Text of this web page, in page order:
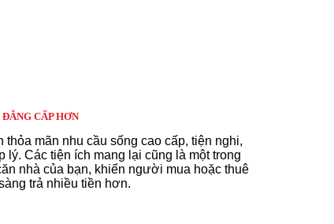
ĐẲNG CẤP HƠN
thỏa mãn nhu cầu sống cao cấp, tiện nghi,
Các tiện ích mang lại cũng là một trong
nhà của bạn, khiến người mua hoặc thuê
trả nhiều tiền hơn.